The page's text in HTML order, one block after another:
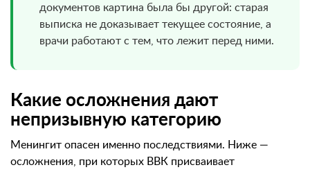
документов картина была бы другой: старая
выписка не доказывает текущее состояние, а
врачи работают с тем, что лежит перед ними.
Какие осложнения дают
непризывную категорию
Менингит опасен именно последствиями. Ниже —
осложнения, при которых ВВК присваивает